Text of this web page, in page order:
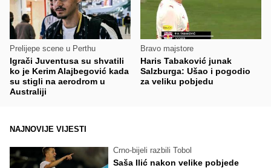
Prelijepe scene u Perthu
Igrači Juventusa su shvatili
ko je Kerim Alajbegović kada
su stigli na aerodrom u
Australiji
Bravo majstore
Haris Tabaković junak
Salzburga: Ušao i pogodio
za veliku pobjedu
NAJNOVIJE VIJESTI
Crno-bijeli razbili Tobol
Saša Ilić nakon velike pobjede